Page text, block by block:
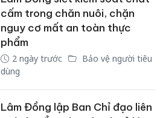
cấm trong chăn nuôi, chặn
nguy cơ mất an toàn thực
phẩm
2 ngày trước
Bảo vệ người tiêu
dùng
Lâm Đồng lập Ban Chỉ đạo liên